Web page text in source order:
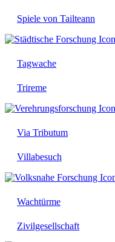
Spiele von Tailteann
Tagwache
Trireme
Via Tributum
Villabesuch
Wachtürme
Zivilgesellschaft